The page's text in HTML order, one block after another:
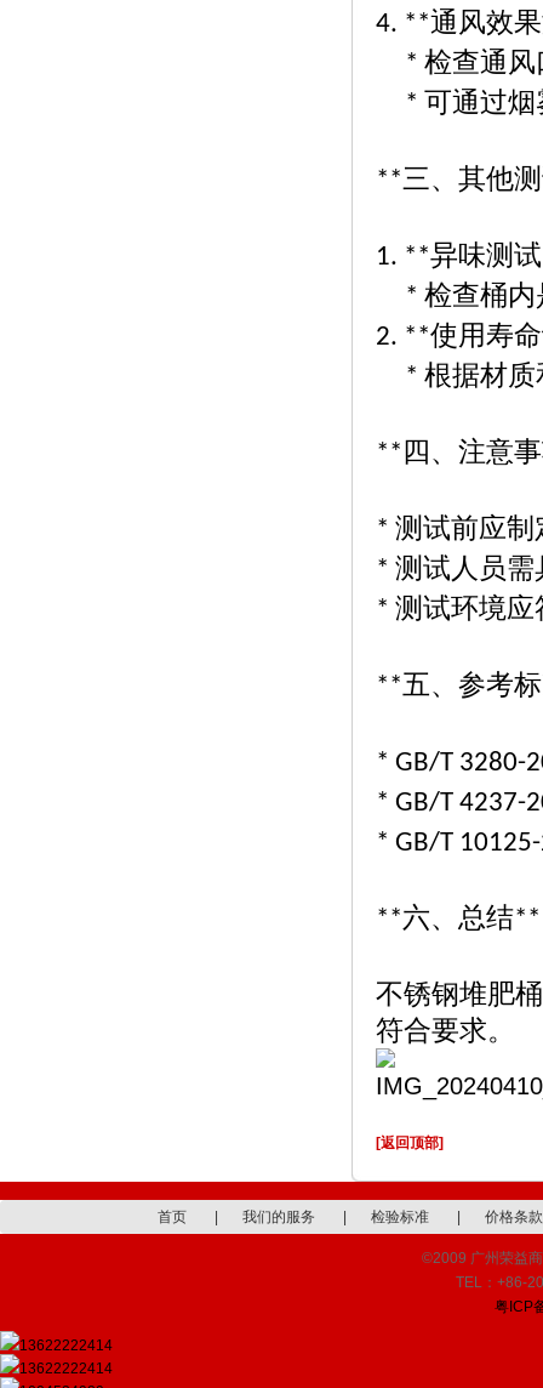
4. **通风效
* 检查通
* 可通过
**三、其他
1. **异味测试
* 检查桶
2. **使用寿
* 根据材
**四、注意
* 测试前应
* 测试人员
* 测试环境
**五、参考
* GB/T 3280-
* GB/T 4237-
* GB/T
**六、总结**
不锈钢堆肥
符合要求。
[返回顶部]
首页 我们的服务 检验标准 价格条款
©2009 广州荣益
TEL：+86-
粤ICP
13622222414
13622222414